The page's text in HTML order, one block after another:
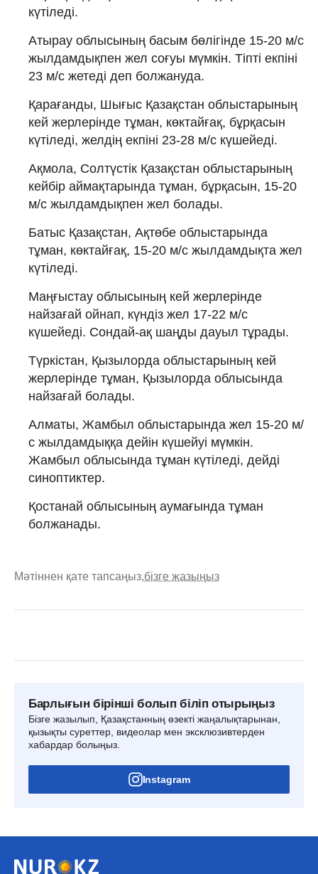
күтіледі.
Атырау облысының басым бөлігінде 15-20 м/с
жылдамдықпен жел соғуы мүмкін. Тіпті екпіні
23 м/с жетеді деп болжануда.
Қарағанды, Шығыс Қазақстан облыстарының
кей жерлерінде тұман, көктайғақ, бұрқасын
күтіледі, желдің екпіні 23-28 м/с күшейеді.
Ақмола, Солтүстік Қазақстан облыстарының
кейбір аймақтарында тұман, бұрқасын, 15-20
м/с жылдамдықпен жел болады.
Батыс Қазақстан, Ақтөбе облыстарында
тұман, көктайғақ, 15-20 м/с жылдамдықта жел
күтіледі.
Маңғыстау облысының кей жерлерінде
найзағай ойнап, күндіз жел 17-22 м/с
күшейеді. Сондай-ақ шаңды дауыл тұрады.
Түркістан, Қызылорда облыстарының кей
жерлерінде тұман, Қызылорда облысында
найзағай болады.
Алматы, Жамбыл облыстарында жел 15-20 м/
с жылдамдыққа дейін күшейуі мүмкін.
Жамбыл облысында тұман күтіледі, дейді
синоптиктер.
Қостанай облысының аумағында тұман
болжанады.
Мәтіннен қате тапсаңыз,бізге жазыңыз
Барлығын бірінші болып біліп отырыңыз
Бізге жазылып, Қазақстанның өзекті жаңалықтарынан,
қызықты суреттер, видеолар мен эксклюзивтерден
хабардар болыңыз.
Instagram